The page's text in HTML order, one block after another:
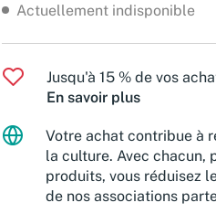
Actuellement indisponible
Jusqu'à 15 % de vos
En savoir plus
Votre achat contribue à
la culture. Avec chacun,
produits, vous réduisez
de nos associations